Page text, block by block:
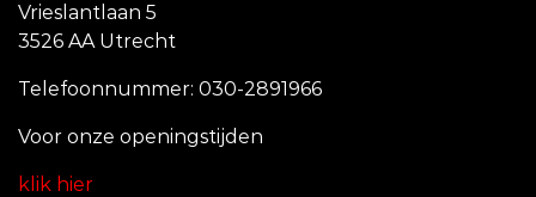
Vrieslantlaan 5
3526 AA Utrecht
Telefoonnummer: 030-2891966
Voor onze openingstijden
klik hier